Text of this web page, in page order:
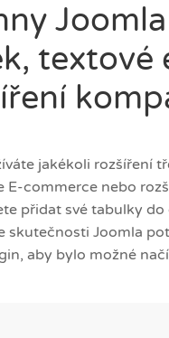
textové
jakékoli rozšíření
E-commerce nebo
přidat své tabulky do
skutečnosti Joomla
aby bylo možné